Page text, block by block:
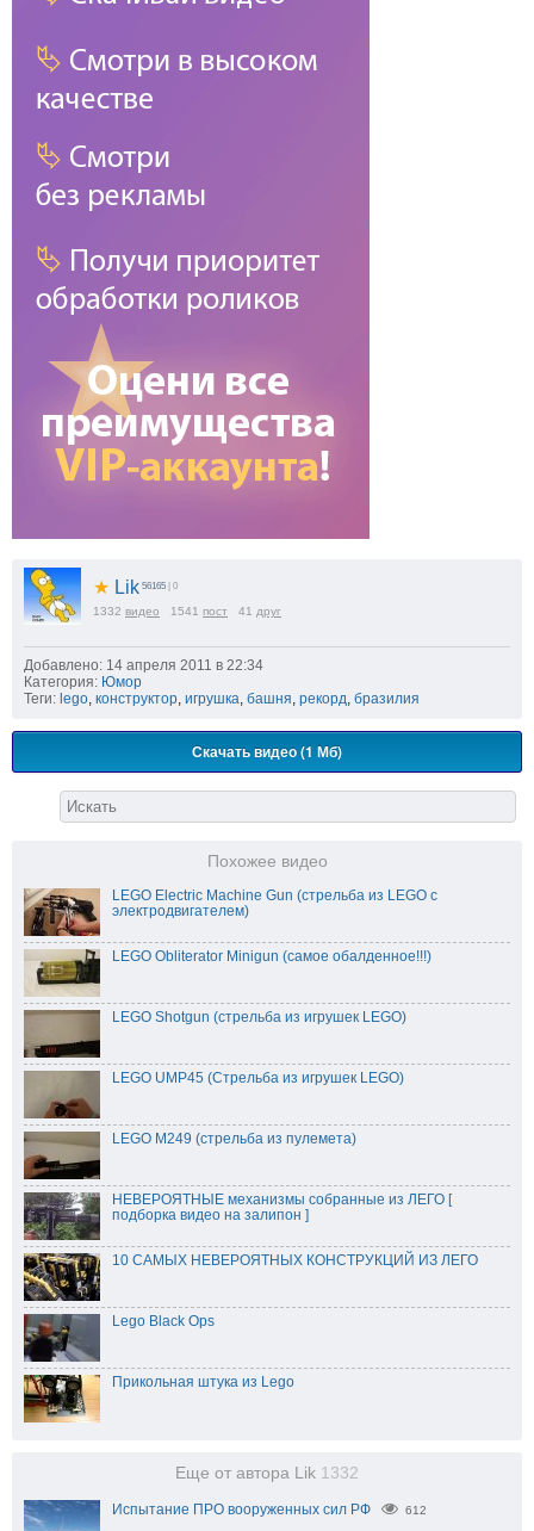
★ Lik 56165 | 0
1332 видео 1541 пост 41 друг
Добавлено: 14 апреля 2011 в 22:34
Категория: Юмор
Теги: lego, конструктор, игрушка, башня, рекорд, бразилия
Скачать видео (1 Мб)
Похожее видео
LEGO Electric Machine Gun (стрельба из LEGO с
электродвигателем)
LEGO Obliterator Minigun (самое обалденное!!!)
LEGO Shotgun (стрельба из игрушек LEGO)
LEGO UMP45 (Стрельба из игрушек LEGO)
LEGO M249 (стрельба из пулемета)
НЕВЕРОЯТНЫЕ механизмы собранные из ЛЕГО [
подборка видео на залипон ]
10 САМЫХ НЕВЕРОЯТНЫХ КОНСТРУКЦИЙ ИЗ ЛЕГО
Lego Black Ops
Прикольная штука из Lego
Еще от автора Lik 1332
Испытание ПРО вооруженных сил РФ 612